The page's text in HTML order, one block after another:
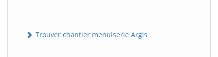
Trouver chantier menuiserie Argis